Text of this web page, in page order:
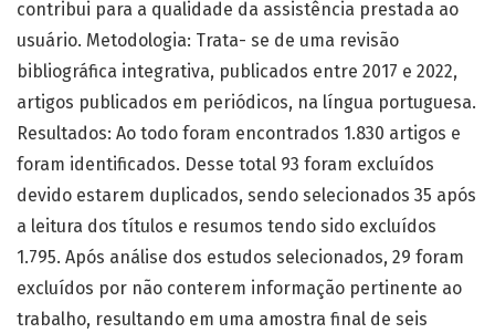
contribui para a qualidade da assistência prestada ao
usuário. Metodologia: Trata- se de uma revisão
bibliográfica integrativa, publicados entre 2017 e 2022,
artigos publicados em periódicos, na língua portuguesa.
Resultados: Ao todo foram encontrados 1.830 artigos e
foram identificados. Desse total 93 foram excluídos
devido estarem duplicados, sendo selecionados 35 após
a leitura dos títulos e resumos tendo sido excluídos
1.795. Após análise dos estudos selecionados, 29 foram
excluídos por não conterem informação pertinente ao
trabalho, resultando em uma amostra final de seis